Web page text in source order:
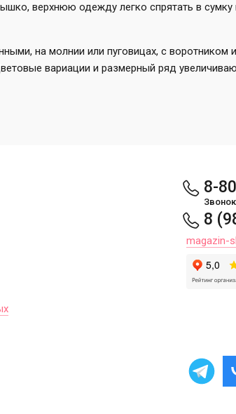
верхнюю одежду легко спрятать в
на молнии или пуговицах, с
вариации и размерный ряд
8-
8
magazin-